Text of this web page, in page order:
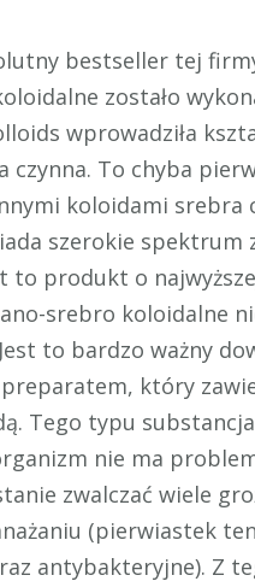
bestseller tej
zostało
wprowadziła
To chyba
koloidami srebra
szerokie
to produkt o
srebro koloidalne
to bardzo ważny
który
Tego typu
nie ma
zwalczać wiele
(pierwiastek
antybakteryjne). Z